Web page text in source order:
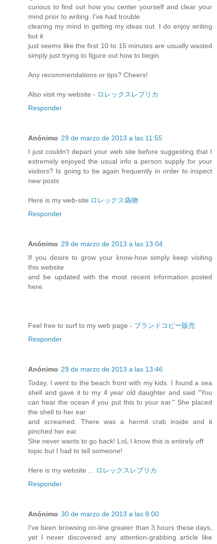
curious to find out how you center yourself and clear your
mind prior to writing. I've had trouble
clearing my mind in getting my ideas out. I do enjoy writing
but it
just seems like the first 10 to 15 minutes are usually wasted
simply just trying to figure out how to begin.
Any recommendations or tips? Cheers!
Also visit my website - ロレックスレプリカ
Responder
Anónimo 29 de marzo de 2013 a las 11:55
I just couldn't depart your web site before suggesting that I
extremely enjoyed the usual info a person supply for your
visitors? Is going to be again frequently in order to inspect
new posts
Here is my web-site ロレックス偽物
Responder
Anónimo 29 de marzo de 2013 a las 13:04
If you desire to grow your know-how simply keep visiting
this website
and be updated with the most recent information posted
here.
Feel free to surf to my web page - ブランドコピー販売
Responder
Anónimo 29 de marzo de 2013 a las 13:46
Today, I went to the beach front with my kids. I found a sea
shell and gave it to my 4 year old daughter and said "You
can hear the ocean if you put this to your ear." She placed
the shell to her ear
and screamed. There was a hermit crab inside and it
pinched her ear.
She never wants to go back! LoL I know this is entirely off
topic but I had to tell someone!
Here is my website ...
ロレックスレプリカ
Responder
Anónimo 30 de marzo de 2013 a las 8:00
I've been browsing on-line greater than 3 hours these days,
yet I never discovered any attention-grabbing article like